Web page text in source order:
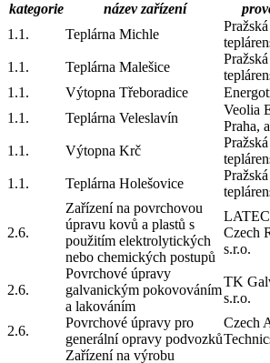
kategorie název zařízení
1.1.
Teplárna Michle
Pražská
1.1. Teplárna Malešice
Pražská
1.1.
Výtopna Třeboradice
1.1.
Teplárna Veleslavín
Veolia
Praha,
1.1. Výtopna Krč
Pražská
1.1. Teplárna Holešovice
Pražská
2.6.
Zařízení na povrchovou
úpravu kovů a plastů s
použitím elektrolytických
nebo chemických postupů
Czech
s.r.o.
2.6.
Povrchové úpravy
galvanickým pokovováním
a lakováním
TK
s.r.o.
2.6.
Povrchové úpravy pro
generální opravy podvozků
Czech
Zařízení na výrobu